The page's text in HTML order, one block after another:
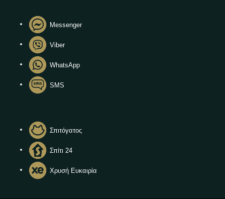
Messenger
Viber
WhatsApp
SMS
Σπιτόγατος
Σπίτι 24
Χρυσή Ευκαιρία